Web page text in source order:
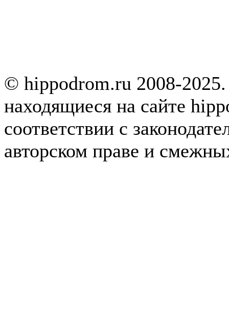
© hippodrom.ru 2008-
находящиеся на сайте
соответствии с
авторском праве и